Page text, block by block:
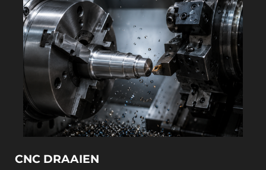
CNC DRAAIEN